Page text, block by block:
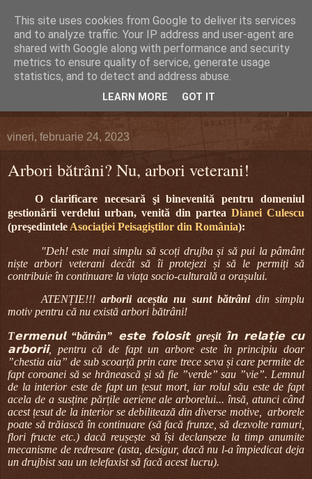
DEFERLĂRI
Despre şi pentru Bacău. Totul la obiect.
vineri, februarie 24, 2023
Arbori bătrâni? Nu, arbori veterani!
O clarificare necesară şi binevenită pentru domeniul
gestionării verdelui urban, venită din partea Dianei Culescu
(preşedintele Asociaţiei Peisagiştilor din România):
"Deh! este mai simplu să scoți drujba și să pui la pâmânt
niște arbori veterani decât să îi protejezi și să le permiți să
contribuie în continuare la viața socio-culturală a orașului.
ATENȚIE!!!arborii aceștia nu sunt bătrânidin simplu
motiv pentru că nu există arbori bătrâni!
T𝗲𝗿𝗺𝗲𝗻𝘂𝗹 “bătrân” 𝗲𝘀𝘁𝗲 𝗳𝗼𝗹𝗼𝘀𝗶𝘁 greşit 𝗶̂𝗻 𝗿𝗲𝗹𝗮𝘁̦𝗶𝗲 𝗰𝘂
𝗮𝗿𝗯𝗼𝗿𝗶𝗶, pentru că de fapt un arbore este în principiu doar
”chestia aia” de sub scoarță prin care trece seva și care permite de
fapt coroanei să se hrănească și să fie ”verde” sau ”vie”. Lemnul
de la interior este de fapt un țesut mort, iar rolul său este de fapt
acela de a susține părțile aeriene ale arborelui... însă, atunci când
acest țesut de la interior se debilitează din diverse motive,
arborele
poate să trăiască în continuare (să facă frunze, să dezvolte ramuri,
flori fructe etc.) dacă reușește să își declanșeze la timp anumite
mecanisme de redresare (asta, desigur, dacă nu l-a împiedicat deja
un drujbist sau un telefaxist să facă acest lucru).
This site uses cookies from Google to deliver its services
and to analyze traffic. Your IP address and user-agent are
shared with Google along with performance and security
metrics to ensure quality of service, generate usage
statistics, and to detect and address abuse.
LEARN MORE GOT IT